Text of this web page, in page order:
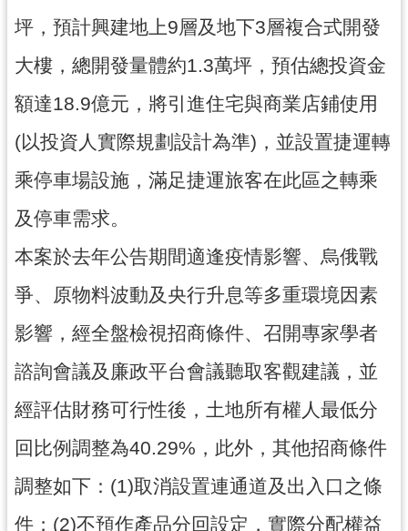
程
進
度
廉
政
平
臺
政
資
公
開
機
關
通
錄
坪，預計興建地上9層及地下3層複合式開發
大樓，總開發量體約1.3萬坪，預估總投資金
額達18.9億元，將引進住宅與商業店鋪使用
(以投資人實際規劃設計為準)，並設置捷運轉
乘停車場設施，滿足捷運旅客在此區之轉乘
及停車需求。
本案於去年公告期間適逢疫情影響、烏俄戰
爭、原物料波動及央行升息等多重環境因素
影響，經全盤檢視招商條件、召開專家學者
諮詢會議及廉政平台會議聽取客觀建議，並
經評估財務可行性後，土地所有權人最低分
回比例調整為40.29%，此外，其他招商條件
調整如下：(1)取消設置連通道及出入口之條
件；(2)不預作產品分回設定，實際分配權益